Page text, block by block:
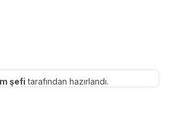
şefi tarafından hazırlandı.